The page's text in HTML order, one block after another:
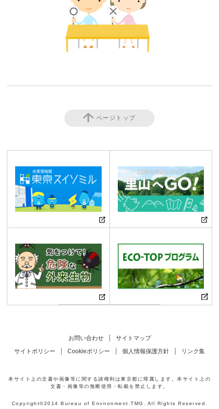
ページトップ
お問い合わせ
サイトマップ
サイトポリシー
Cookieポリシー 個人情報保護方針 リンク集
本サイト上の文書や画像等に関する諸権利は東京都に帰属します。本サイト上の
文書・画像等の無断使用・転載を禁止します。
Copyright©2014 Bureau of Environment.TMG. All Rights Reserved.